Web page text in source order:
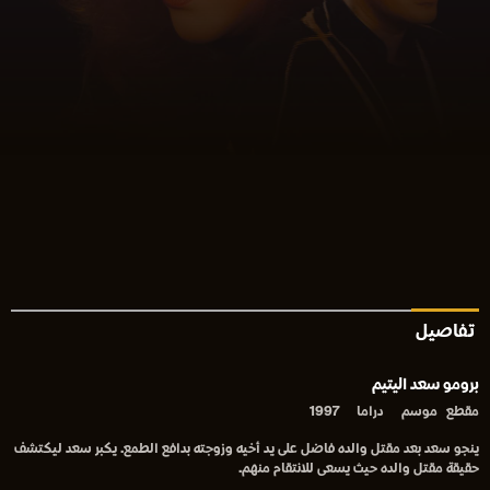
تفاصيل
برومو سعد اليتيم
مقطع موسم دراما 1997
ينجو سعد بعد مقتل والده فاضل على يد أخيه وزوجته بدافع الطمع. يكبر سعد ليكتشف
حقيقة مقتل والده حيث يسعى للانتقام منهم.